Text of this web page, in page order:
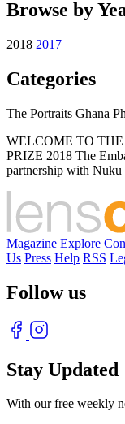
Browse by
2018 2017
Categories
The Portraits Ghana
WELCOME TO
PRIZE 2018 The
partnership with Nuku
Magazine Explore
Us Press Help RSS
Follow us
Stay Updated
With our free weekly